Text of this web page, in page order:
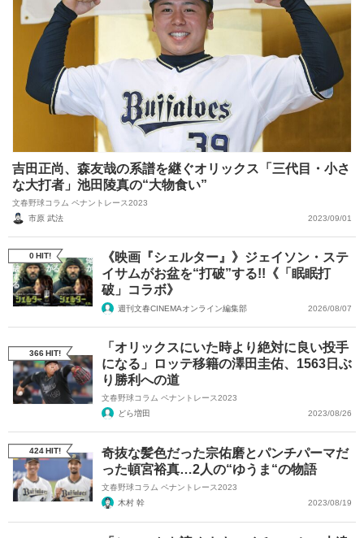
吉田正尚、森友哉の系譜を継ぐオリックス「三代目・小さ
な大打者」池田陵真の“大物食い”
文春野球コラム ペナントレース2023
市原 武法
2023/09/01
0HIT!
《映画『シェルター』》ジェイソン・ステ
イサムがお盆を“打破”する!!《「眠眠打
破」コラボ》
週刊文春CINEMAオンライン編集部 2026/08/07
366HIT!
「オリックスにいた時より絶対に良い投手
になる」ロッテ移籍の澤田圭佑、1563日ぶ
り勝利への道
文春野球コラム ペナントレース2023
どら増田
2023/08/26
424HIT!
奇抜な髪色だった宗佑磨とパンチパーマだ
った頓宮裕真…2人の“ゆうま“の物語
文春野球コラム ペナントレース2023
木村 幹
2023/08/19